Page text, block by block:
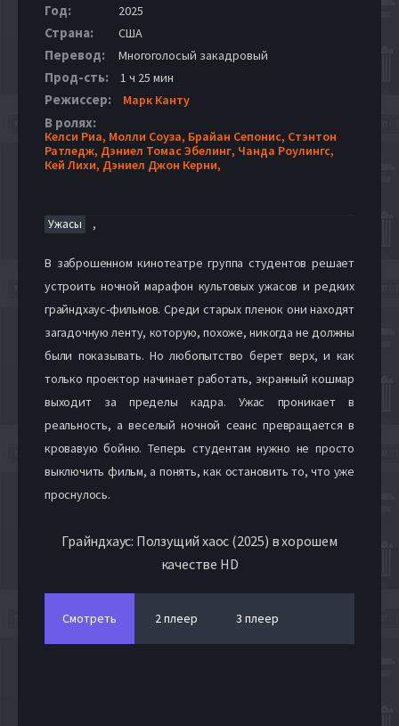
Год: 2025
Страна: США
Перевод: Многоголосый закадровый
Прод-сть: 1 ч 25 мин
Режиссер: Марк Канту
В ролях:
Келси Риа, Молли Соуза, Брайан Сепонис, Стэнтон
Ратледж, Дэниел Томас Эбелинг, Чанда Роулингс,
Кей Лихи, Дэниел Джон Керни,
Ужасы ,
В заброшенном кинотеатре группа студентов решает
устроить ночной марафон культовых ужасов и редких
грайндхаус-фильмов. Среди старых пленок они находят
загадочную ленту, которую, похоже, никогда не должны
были показывать. Но любопытство берет верх, и как
только проектор начинает работать, экранный кошмар
выходит за пределы кадра. Ужас проникает в
реальность, а веселый ночной сеанс превращается в
кровавую бойню. Теперь студентам нужно не просто
выключить фильм, а понять, как остановить то, что уже
проснулось.
Грайндхаус: Ползущий хаос (2025) в хорошем
качестве HD
Смотреть 2 плеер 3 плеер